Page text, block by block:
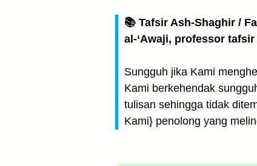
📚 Tafsir Ash-Shaghir /
al-‘Awaji, professor
Sungguh jika Kami
Kami berkehendak
tulisan sehingga tidak
Kami} penolong yang